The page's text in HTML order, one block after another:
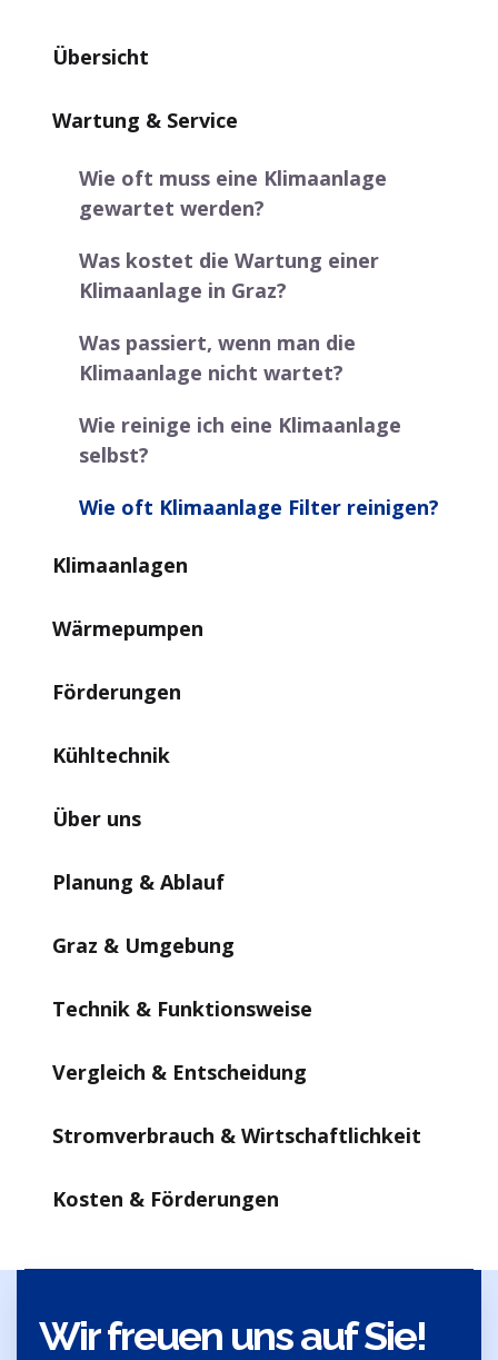
Übersicht
Wartung & Service
Wie oft muss eine Klimaanlage
gewartet werden?
Was kostet die Wartung einer
Klimaanlage in Graz?
Was passiert, wenn man die
Klimaanlage nicht wartet?
Wie reinige ich eine Klimaanlage
selbst?
Wie oft Klimaanlage Filter reinigen?
Klimaanlagen
Wärmepumpen
Förderungen
Kühltechnik
Über uns
Planung & Ablauf
Graz & Umgebung
Technik & Funktionsweise
Vergleich & Entscheidung
Stromverbrauch & Wirtschaftlichkeit
Kosten & Förderungen
Wir freuen uns auf Sie!